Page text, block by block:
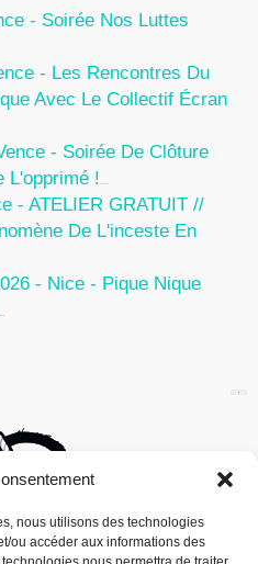
nous utilisons des technologies
ou accéder aux informations des
- Soirée Nos Luttes
- Les Rencontres Du
Avec Le Collectif Écran
- Soirée De Clôture
L'opprimé !
- ATELIER GRATUIT //
De L'inceste En
- Nice - Pique Nique